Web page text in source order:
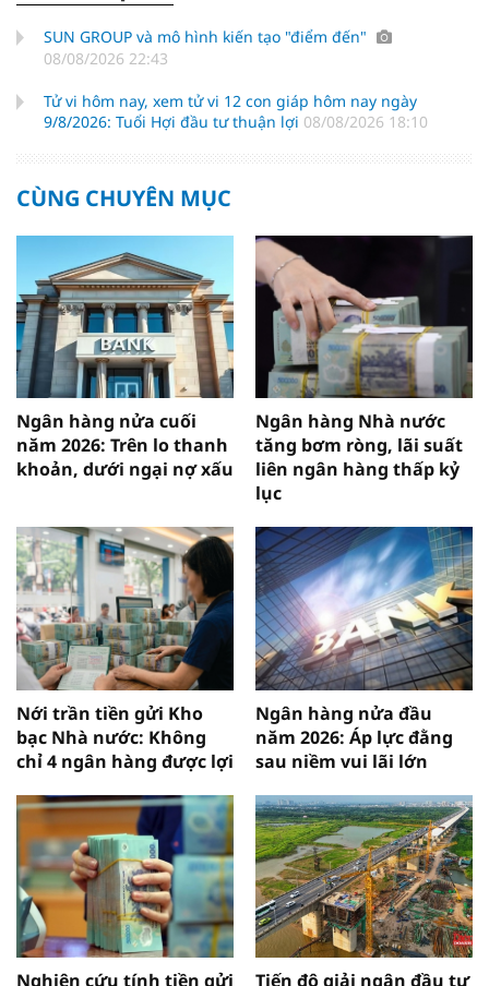
SUN GROUP và mô hình kiến tạo "điểm đến"
08/08/2026 22:43
Tử vi hôm nay, xem tử vi 12 con giáp hôm nay ngày
9/8/2026: Tuổi Hợi đầu tư thuận lợi 08/08/2026 18:10
CÙNG CHUYÊN MỤC
Ngân hàng nửa cuối
năm 2026: Trên lo thanh
khoản, dưới ngại nợ xấu
Ngân hàng Nhà nước
tăng bơm ròng, lãi suất
liên ngân hàng thấp kỷ
lục
Nới trần tiền gửi Kho
bạc Nhà nước: Không
chỉ 4 ngân hàng được lợi
Ngân hàng nửa đầu
năm 2026: Áp lực đằng
sau niềm vui lãi lớn
Nghiên cứu tính tiền gửi
Tiến độ giải ngân đầu tư